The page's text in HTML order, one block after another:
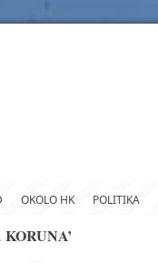
OKOLO HK POLITIKA